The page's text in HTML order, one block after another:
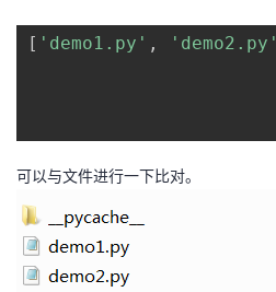
[ 'demo1.py' , 'demo2.py'
可以与文件进行一下比对。